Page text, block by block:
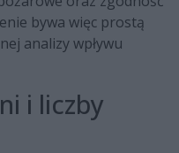
bywa więc prostą
analizy wpływu
i liczby